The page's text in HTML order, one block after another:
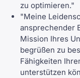
zu optimieren."
"Meine
ansprechender
Mission Ihres
begrüßen zu
Fähigkeiten
unterstützen